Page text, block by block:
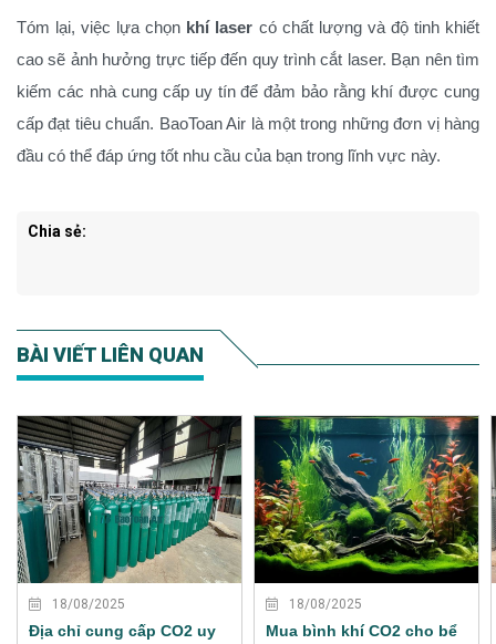
Tóm lại, việc lựa chọn khí laser có chất lượng và độ tinh khiết
cao sẽ ảnh hưởng trực tiếp đến quy trình cắt laser. Bạn nên tìm
kiếm các nhà cung cấp uy tín để đảm bảo rằng khí được cung
cấp đạt tiêu chuẩn. BaoToan Air là một trong những đơn vị hàng
đầu có thể đáp ứng tốt nhu cầu của bạn trong lĩnh vực này.
Chia sẻ:
BÀI VIẾT LIÊN QUAN
XEM THÊM
18/08/2025
Địa chỉ cung cấp CO2 uy
XEM THÊM
18/08/2025
Mua bình khí CO2 cho bể